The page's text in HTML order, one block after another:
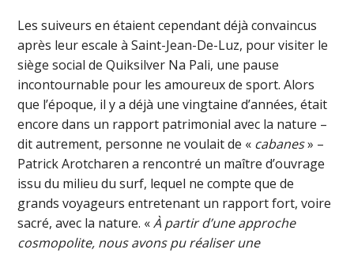
Les suiveurs en étaient cependant déjà convaincus
après leur escale à Saint-Jean-De-Luz, pour visiter le
siège social de Quiksilver Na Pali, une pause
incontournable pour les amoureux de sport. Alors
que l’époque, il y a déjà une vingtaine d’années, était
encore dans un rapport patrimonial avec la nature –
dit autrement, personne ne voulait de « cabanes» –
Patrick Arotcharen a rencontré un maître d’ouvrage
issu du milieu du surf, lequel ne compte que de
grands voyageurs entretenant un rapport fort, voire
sacré, avec la nature. «À partir d’une approche
cosmopolite, nous avons pu réaliser une